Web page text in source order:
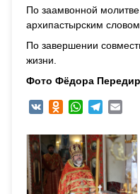
По заамвонной
архипастырским словом.
По завершении
жизни.
Фото Фёдора
VK Odnoklassniki
WhatsAppTelegram